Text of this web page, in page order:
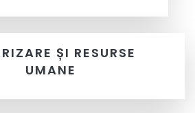
ȘI RESURSE
UMANE